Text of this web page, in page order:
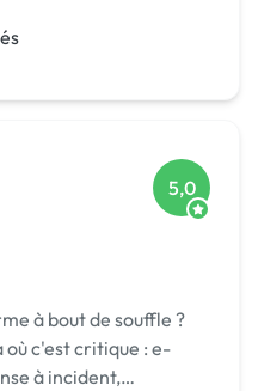
5,0
à bout de souffle ?
c'est critique : e-
à incident,